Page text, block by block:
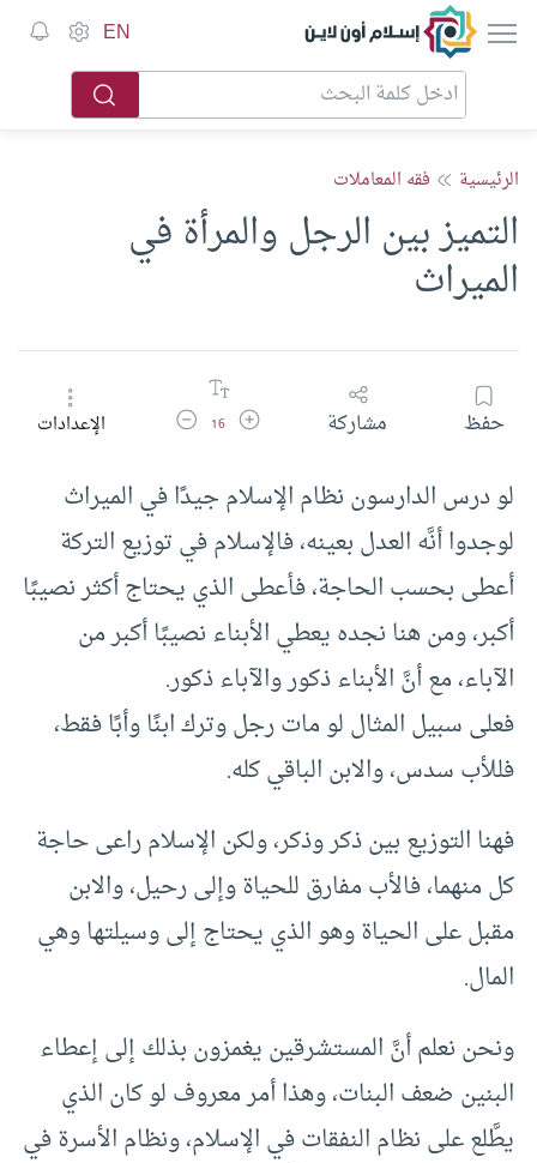
إسلام أون لاين EN
الرئيسية فقه المعاملات
التميز بين الرجل والمرأة في
الميراث
حفظ مشاركة زيادة حجم الخط
16 تقليل حجم الخطالإعدادات
لو درس الدارسون نظام الإسلام جيدًا في الميراث
لوجدوا أنَّه العدل بعينه، فالإسلام في توزيع التركة
أعطى بحسب الحاجة، فأعطى الذي يحتاج أكثر نصيبًا
أكبر، ومن هنا نجده يعطي الأبناء نصيبًا أكبر من
الآباء، مع أنَّ الأبناء ذكور والآباء ذكور.
فعلى سبيل المثال لو مات رجل وترك ابنًا وأبًا فقط،
فللأب سدس، والابن الباقي كله.
فهنا التوزيع بين ذكر وذكر، ولكن الإسلام راعى حاجة
كل منهما، فالأب مفارق للحياة وإلى رحيل، والابن
مقبل على الحياة وهو الذي يحتاج إلى وسيلتها وهي
المال.
ونحن نعلم أنَّ المستشرقين يغمزون بذلك إلى إعطاء
البنين ضعف البنات، وهذا أمر معروف لو كان الذي
يطَّلع على نظام النفقات في الإسلام، ونظام الأسرة في